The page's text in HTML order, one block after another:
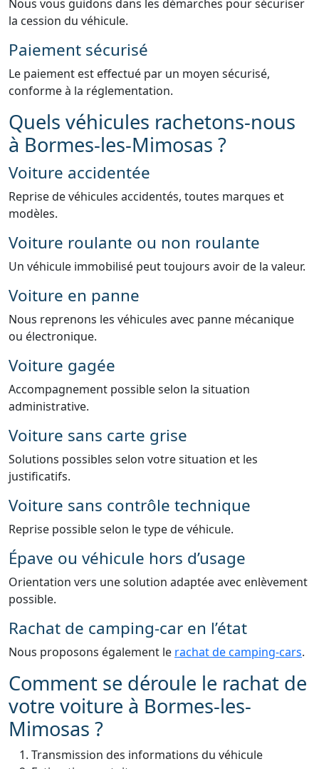
Nous vous guidons dans les démarches pour sécuriser
la cession du véhicule.
Paiement sécurisé
Le paiement est effectué par un moyen sécurisé,
conforme à la réglementation.
Quels véhicules rachetons-nous
à Bormes-les-Mimosas ?
Voiture accidentée
Reprise de véhicules accidentés, toutes marques et
modèles.
Voiture roulante ou non roulante
Un véhicule immobilisé peut toujours avoir de la valeur.
Voiture en panne
Nous reprenons les véhicules avec panne mécanique
ou électronique.
Voiture gagée
Accompagnement possible selon la situation
administrative.
Voiture sans carte grise
Solutions possibles selon votre situation et les
justificatifs.
Voiture sans contrôle technique
Reprise possible selon le type de véhicule.
Épave ou véhicule hors d’usage
Orientation vers une solution adaptée avec enlèvement
possible.
Rachat de camping-car en l’état
Nous proposons également le rachat de camping-cars.
Comment se déroule le rachat de
votre voiture à Bormes-les-
Mimosas ?
Transmission des informations du véhicule